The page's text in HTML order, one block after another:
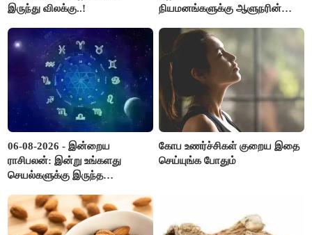
இருந்து விலக்கு..!
நியமனங்களுக்கு ஆளுநரின்
தமிழ்நாடு அரசு அதிரடி..!
06-08-2026 - இன்றைய
ராசிபலன்: இன்று உங்களது
செயல்களுக்கு இருந்த
எதிர்பார்த்த உதவிகள் கிடைக்கும்.
பணவரத்து கூடும்..!
கோப உணர்ச்சிகள் குறைய இதை
செய்யுங்க போதும்